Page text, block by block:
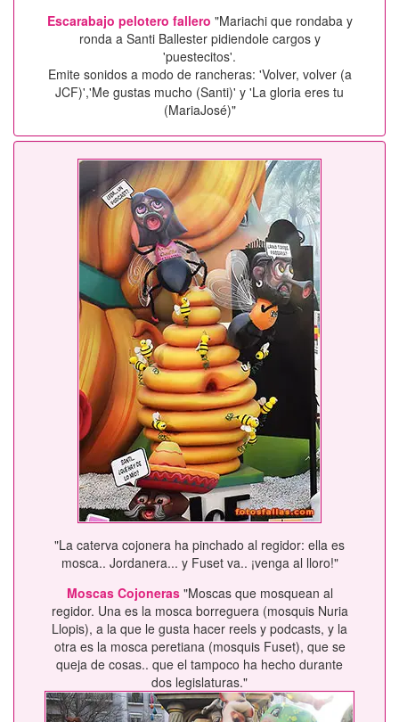
Escarabajo pelotero fallero "Mariachi que rondaba y
ronda a Santi Ballester pidiendole cargos y
'puestecitos'.
Emite sonidos a modo de rancheras: 'Volver, volver (a
JCF)','Me gustas mucho (Santi)' y 'La gloria eres tu
(MariaJosé)"
"La caterva cojonera ha pinchado al regidor: ella es
mosca.. Jordanera... y Fuset va.. ¡venga al lloro!"
Moscas Cojoneras"Moscas que mosquean al
regidor. Una es la mosca borreguera (mosquis Nuria
Llopis), a la que le gusta hacer reels y podcasts, y la
otra es la mosca peretiana (mosquis Fuset), que se
queja de cosas.. que el tampoco ha hecho durante
dos legislaturas."